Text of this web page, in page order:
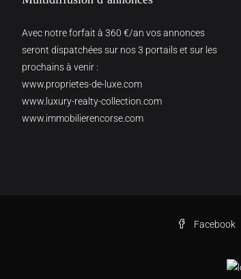
Avec notre forfait à 360 €/an vos annonces
seront dispatchées sur nos 3 portails et sur les
prochains à venir :
www.proprietes-de-luxe.com
www.luxury-realty-collection.com
www.immobilierencorse.com
Facebook